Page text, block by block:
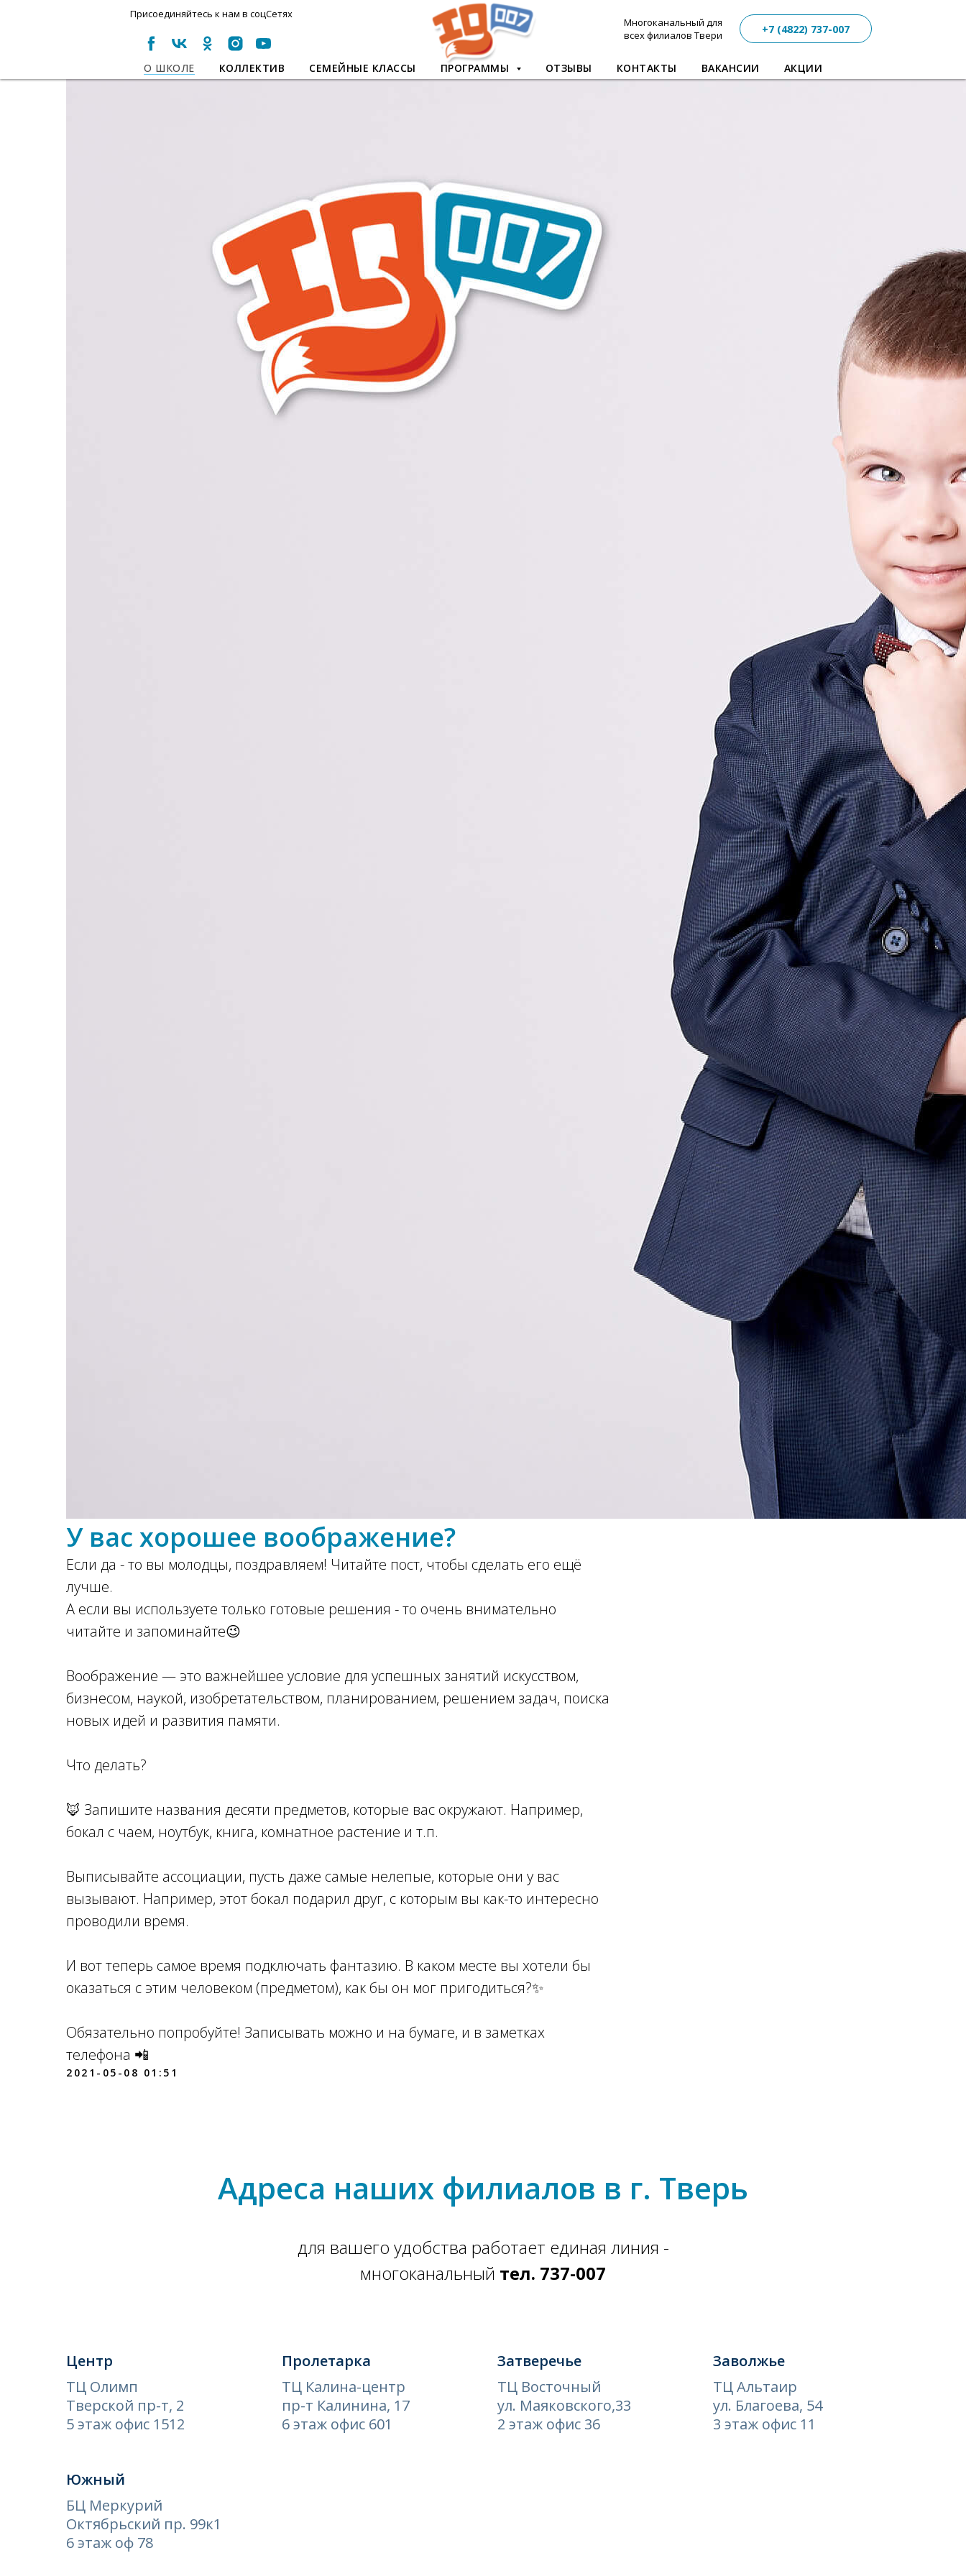
Присоединяйтесь к нам в соцСетях
Многоканальный для
всех филиалов Твери
+7 (4822) 737-007
О ШКОЛЕ КОЛЛЕКТИВ СЕМЕЙНЫЕ КЛАССЫ ПРОГРАММЫ ОТЗЫВЫ КОНТАКТЫ ВАКАНСИИ АКЦИИ
У вас хорошее воображение?
Если да - то вы молодцы, поздравляем! Читайте пост, чтобы сделать его ещё
лучше.
А если вы используете только готовые решения - то очень внимательно
читайте и запоминайте😉
Воображение — это важнейшее условие для успешных занятий искусством,
бизнесом, наукой, изобретательством, планированием, решением задач, поиска
новых идей и развития памяти.
Что делать?
🦊 Запишите названия десяти предметов, которые вас окружают. Например,
бокал с чаем, ноутбук, книга, комнатное растение и т.п.
Выписывайте ассоциации, пусть даже самые нелепые, которые они у вас
вызывают. Например, этот бокал подарил друг, с которым вы как-то интересно
проводили время.
И вот теперь самое время подключать фантазию. В каком месте вы хотели бы
оказаться с этим человеком (предметом), как бы он мог пригодиться?✨
Обязательно попробуйте! Записывать можно и на бумаге, и в заметках
телефона 📲
2021-05-08 01:51
Адреса наших филиалов в г. Тверь
для вашего удобства работает единая линия -
многоканальный тел. 737-007
Центр
ТЦ Олимп
Тверской пр-т, 2
5 этаж офис 1512
Пролетарка
ТЦ Калина-центр
пр-т Калинина, 17
6 этаж офис 601
Затверечье
ТЦ Восточный
ул. Маяковского,33
2 этаж офис 36
Заволжье
ТЦ Альтаир
ул. Благоева, 54
3 этаж офис 11
Южный
БЦ Меркурий
Октябрьский пр. 99к1
6 этаж оф 78